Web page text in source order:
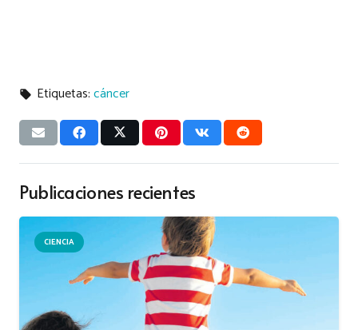
local_offer Etiquetas:cáncer
Publicaciones recientes
CIENCIA